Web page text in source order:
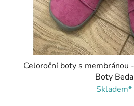
Celoroční boty s membránou
Boty Beda
Skladem*